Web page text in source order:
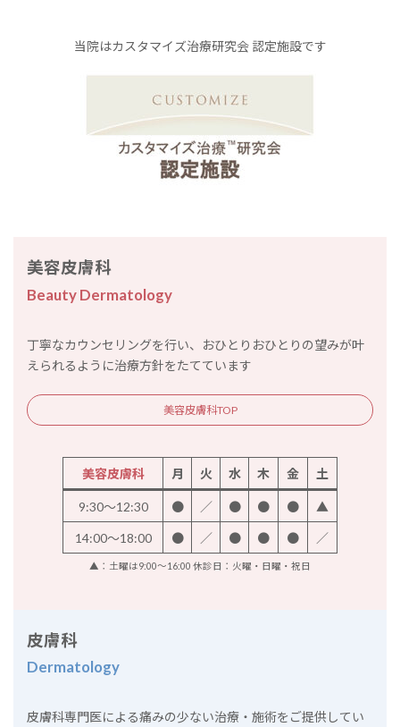
当院はカスタマイズ治療研究会 認定施設です
美容皮膚科
Beauty Dermatology
丁寧なカウンセリングを行い、おひとりおひとりの望みが叶
えられるように治療方針をたてています
美容皮膚科TOP
美容皮膚科 月 火 水 木 金 土
9:30～12:30 ● ／ ● ● ● ▲
14:00～18:00 ● ／ ● ● ● ／
▲：土曜は9:00～16:00 休診日：火曜・日曜・祝日
皮膚科
Dermatology
皮膚科専門医による痛みの少ない治療・施術をご提供してい